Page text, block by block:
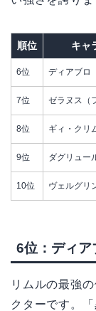
順位 キャ
6位 ディアブロ
7位 ゼラヌス（
8位 ギィ・クリ
9位 ダグリュー
10位 ヴェルグリ
6位：ディア
リムルの最強
クターです。